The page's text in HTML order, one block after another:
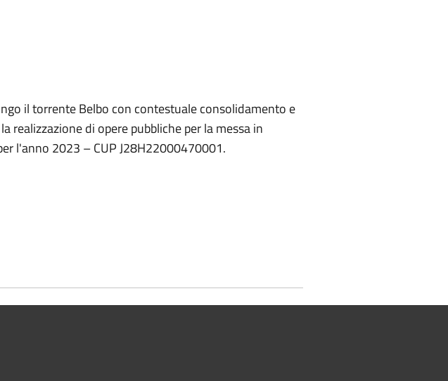
il torrente Belbo con contestuale consolidamento e
realizzazione di opere pubbliche per la messa in
l'anno 2023 – CUP J28H22000470001.